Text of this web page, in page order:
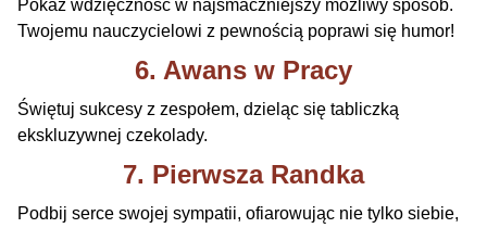
Pokaż wdzięczność w najsmaczniejszy możliwy sposób.
Twojemu nauczycielowi z pewnością poprawi się humor!
6. Awans w Pracy
Świętuj sukcesy z zespołem, dzieląc się tabliczką
ekskluzywnej czekolady.
7. Pierwsza Randka
Podbij serce swojej sympatii, ofiarowując nie tylko siebie,